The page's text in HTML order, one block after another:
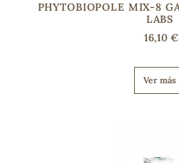
PHYTOBIOPOLE MIX-8
LABS
16,10 €
Ver más